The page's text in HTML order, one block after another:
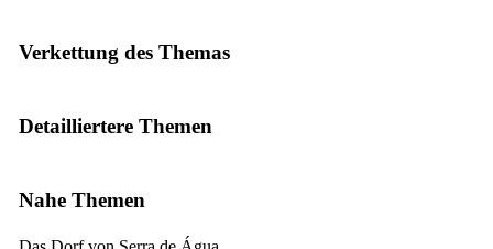
Verkettung des Themas
Detailliertere Themen
Nahe Themen